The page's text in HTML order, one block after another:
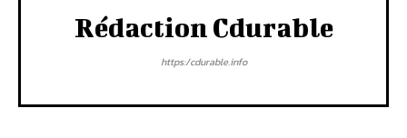
Rédaction Cdurable
https:/cdurable.info